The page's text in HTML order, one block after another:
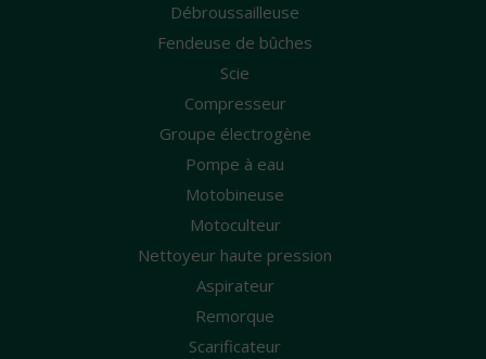
Débroussailleuse
Fendeuse de bûches
Scie
Compresseur
Groupe électrogène
Pompe à eau
Motobineuse
Motoculteur
Nettoyeur haute pression
Aspirateur
Remorque
Scarificateur